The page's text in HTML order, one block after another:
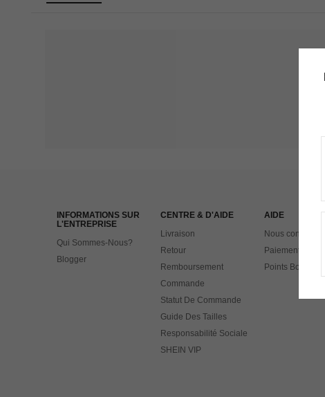
INFORMATIONS SUR
L'ENTREPRISE
Qui Sommes-Nous?
Blogger
CENTRE & D'AIDE
Livraison
Retour
Remboursement
Commande
Statut De Commande
Guide Des Tailles
Responsabilité Sociale
SHEIN VIP
AIDE
Nous contacter
Paiement
Points Bonus